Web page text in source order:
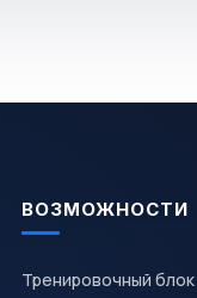
ВОЗМОЖНОСТИ
Тренировочный блок